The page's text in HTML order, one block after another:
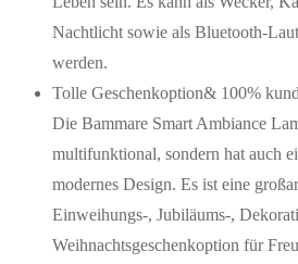
Nachtlicht sowie als Bluetooth-
werden.
Tolle Geschenkoption& 100%
Die Bammare Smart Ambiance
multifunktional, sondern hat auch
modernes Design. Es ist eine
Einweihungs-, Jubiläums-,
Weihnachtsgeschenkoption für